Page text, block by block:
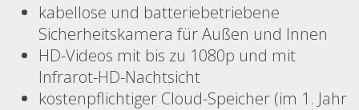
kabellose und batteriebetriebene
Sicherheitskamera für Außen und Innen
HD-Videos mit bis zu 1080p und mit
Infrarot-HD-Nachtsicht
kostenpflichtiger Cloud-Speicher (im 1. Jahr